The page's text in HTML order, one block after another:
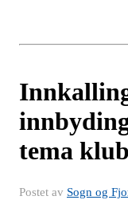
tema
Postet av Sogn og